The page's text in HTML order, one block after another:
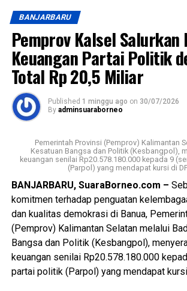
BANJARBARU
Pemprov Kalsel Salurkan
Keuangan Partai Politik
Total Rp 20,5 Miliar
Published 1 minggu ago on 30/07/2026
By adminsuaraborneo
Pemerintah Provinsi (Pemprov) Kalimantan
Kesatuan Bangsa dan Politik (Kesbangpol),
keuangan senilai Rp20.578.180.000 kepada 9
(Parpol) yang mendapat kursi di
BANJARBARU, SuaraBorneo.com –
komitmen terhadap penguatan
dan kualitas demokrasi di Banua,
(Pemprov) Kalimantan Selatan melalui
Bangsa dan Politik (Kesbangpol),
keuangan senilai Rp20.578.180.000
partai politik (Parpol) yang mendapat